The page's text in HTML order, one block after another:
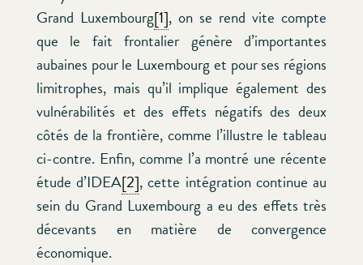
Grand Luxembourg[1], on se rend vite compte
que le fait frontalier génère d’importantes
aubaines pour le Luxembourg et pour ses régions
limitrophes, mais qu’il implique également des
vulnérabilités et des effets négatifs des deux
côtés de la frontière, comme l’illustre le tableau
ci-contre. Enfin, comme l’a montré une récente
étude d’IDEA[2], cette intégration continue au
sein du Grand Luxembourg a eu des effets très
décevants en matière de convergence
économique.